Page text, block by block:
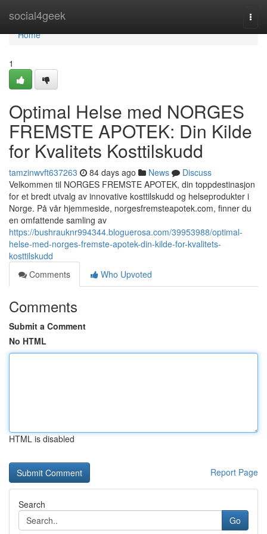
social4geek
Home
Home
1
Optimal Helse med NORGES
FREMSTE APOTEK: Din Kilde
for Kvalitets Kosttilskudd
tamzinwvft637263 84 days ago News
Discuss
Velkommen til NORGES FREMSTE APOTEK, din toppdestinasjon
for et bredt utvalg av innovative kosttilskudd og helseprodukter i
Norge. På vår hjemmeside, norgesfremsteapotek.com, finner du
en omfattende samling av
https://bushrauknr994344.bloguerosa.com/39953988/optimal-
helse-med-norges-fremste-apotek-din-kilde-for-kvalitets-
kosttilskudd
Comments
Who Upvoted
Comments
Submit a Comment
No HTML
HTML is disabled
Report Page
Search
Go